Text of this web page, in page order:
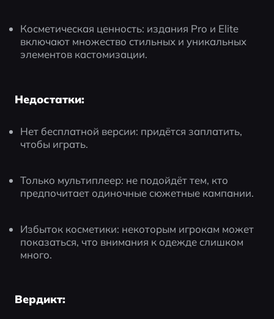
Косметическая ценность: издания Pro и Elite
включают множество стильных и уникальных
элементов кастомизации.
Недостатки:
Нет бесплатной версии: придётся заплатить,
чтобы играть.
Только мультиплеер: не подойдёт тем, кто
предпочитает одиночные сюжетные кампании.
Избыток косметики: некоторым игрокам может
показаться, что внимания к одежде слишком
много.
Вердикт: